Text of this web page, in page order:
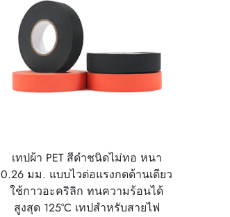
เทปผ้า PET สีดำชนิดไม่ทอ หนา
0.26 มม. แบบไวต่อแรงกดด้านเดียว
ใช้กาวอะคริลิก ทนความร้อนได้
สูงสุด 125°C เทปสำหรับสายไฟ